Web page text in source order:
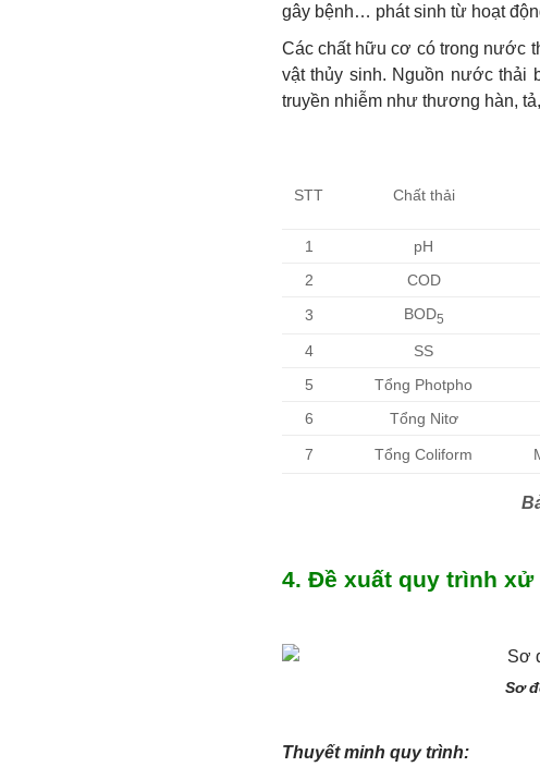
gây bệnh… phát sinh từ hoạt
Các chất hữu cơ có trong nước
vật thủy sinh. Nguồn nước thải
truyền nhiễm như thương hàn,
STT Chất thải
1
pH
2
COD
3
BOD5
4 SS
5
Tổng Photpho
6
Tổng Nitơ
7 Tổng Coliform
4. Đề xuất quy trình
Sơ
Thuyết minh quy trình: